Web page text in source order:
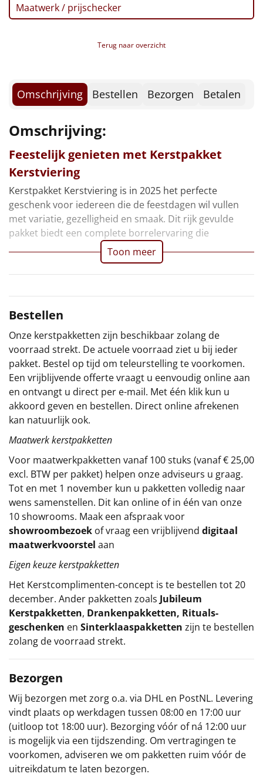
Warmtekussen
NIEUW
POPULAIR
Deken (fleece plaid)
Alle artikelen
Overige
Ideeën
Personeel
Doe het zelf
Particulier
Relatiegeschenken
Cadeaubon
Per stuk
Alle overige
Maatwerk / prijschecker
Terug naar overzicht
Omschrijving Bestellen Bezorgen Betalen
Omschrijving:
Feestelijk genieten met Kerstpakket
Kerstviering
Kerstpakket Kerstviering is in 2025 het perfecte
geschenk voor iedereen die de feestdagen wil vullen
met variatie, gezelligheid en smaak. Dit rijk gevulde
pakket biedt een complete borrelervaring die
Toon meer
Bestellen
Onze kerstpakketten zijn beschikbaar zolang de
voorraad strekt. De actuele voorraad ziet u bij ieder
pakket. Bestel op tijd om teleurstelling te voorkomen.
Een vrijblijvende offerte vraagt u eenvoudig online aan
en ontvangt u direct per e-mail. Met één klik kun u
akkoord geven en bestellen. Direct online afrekenen
kan natuurlijk ook.
Maatwerk kerstpakketten
Voor maatwerkpakketten vanaf 100 stuks (vanaf € 25,00
excl. BTW per pakket) helpen onze adviseurs u graag.
Tot en met 1 november kun u pakketten volledig naar
wens samenstellen. Dit kan online of in één van onze
10 showrooms. Maak een afspraak voor
showroombezoek of vraag een vrijblijvend digitaal
maatwerkvoorstel aan
Eigen keuze kerstpakketten
Het Kerstcomplimenten-concept is te bestellen tot 20
december. Ander pakketten zoals Jubileum
Kerstpakketten, Drankenpakketten, Rituals-
geschenken en Sinterklaaspakketten zijn te bestellen
zolang de voorraad strekt.
Bezorgen
Wij bezorgen met zorg o.a. via DHL en PostNL. Levering
vindt plaats op werkdagen tussen 08:00 en 17:00 uur
(uitloop tot 18:00 uur). Bezorging vóór of ná 12:00 uur
is mogelijk via een tijdszending. Om vertragingen te
voorkomen, adviseren we om pakketten ruim vóór de
uitreikdatum te laten bezorgen.